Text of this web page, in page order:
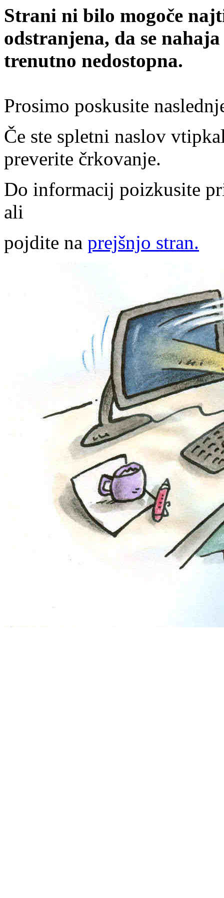
Strani ni bilo mogoče
odstranjena, da se
trenutno nedostopna.
Prosimo poskusite
Če ste spletni naslov
preverite črkovanje.
Do informacij poizkusite
ali
pojdite na prejšnjo stran.